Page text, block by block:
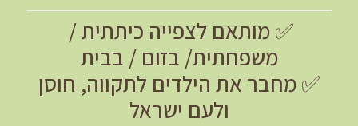
✅ מותאם לצפייה כיתתית /
משפחתית/ בזום / בבית
✅ מחבר את הילדים לתקווה, חוסן
ולעם ישראל